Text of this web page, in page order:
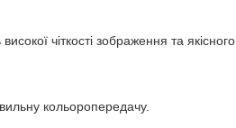
чіткості зображення та якісного
кольоропередачу.